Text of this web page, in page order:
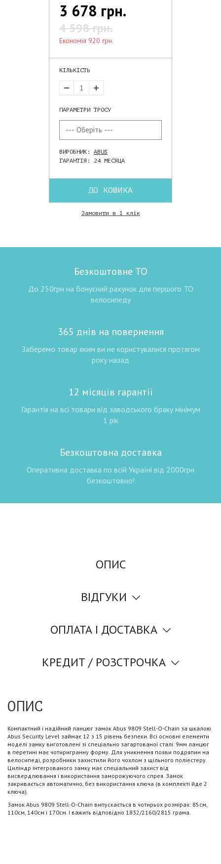
3 678 грн.
4 598 грн.
економія 920 грн.
КІЛЬКІСТЬ
ПАРАМЕТРИ ТРОСУ
ВИРОБНИК: ABUS
ГАРАНТІЯ: 24 МЕСЯЦА
ДО КОШИКА
Замовити в 1 клік
Безкоштовне ТО
До 250грн на бонусний рахунок для першого ТО
велосипеду
365 днів на повернення
Заберемо товар яким ви не користувалися протягом
року назад
12 місяців гарантії
Гарантія на всі товари від заводського браку мінімум
1 рік
Безкоштовна доставка
Оперативна доставка по всій Україні від 2000грн
безкоштовно!
ОПИС
ВІДГУКИ
ОПЛАТА І ДОСТАВКА
КРЕДИТ / РОЗСТРОЧКА
ОПИС
Компактний і надійний ланцюг замок Abus 9809 Stell-O-Chain за шкалою
Abus Security Level займає 12 з 15 рівень безпеки. Всі основні елементи
моделі замку виготовлені зі спеціально загартованої сталі. 9мм ланцюг
в перетині має чотиригранну форму. Для уникнення появи подряпин на
велосипеді, розробники захистили його чохлом з щільного поліестеру.
Циліндр інтегрованого замку має спеціальний захист від
висвердлювання і використання заморожуючого спрея. Замок
закривається автоматично, без використання ключа (в комплекті йде 2
ключа).
Замок Abus 9809 Stell-O-Chain випускається в чотирьох розмірах: 85см,
110см, 140см і 170см. І важить відповідно 1832/2160/2815 грама.